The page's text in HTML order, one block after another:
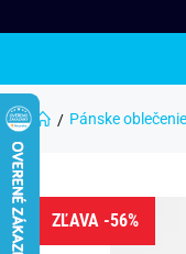
Pánske oblečenie
ZĽAVA -56%